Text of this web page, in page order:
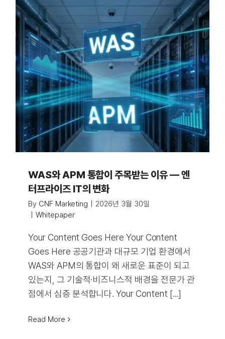
WAS와 APM 통합이 주목받는 이유 — 엔
터프라이즈 IT의 변화
By CNF Marketing
2026년 3월 30일
Whitepaper
Your Content Goes Here Your Content
Goes Here 공공기관과 대규모 기업 환경에서
WAS와 APM의 통합이 왜 새로운 표준이 되고
있는지, 그 기술적·비즈니스적 배경을 전문가 관
점에서 심층 분석합니다. Your Content [...]
Read More